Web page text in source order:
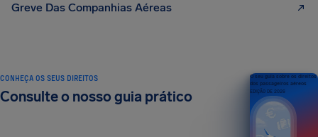
Greve Das Companhias Aéreas
CONHEÇA OS SEUS DIREITOS
Consulte o nosso guia prático
O seu guia sobre os direitos
dos passageiros aéreos
EDIÇÃO DE 2026